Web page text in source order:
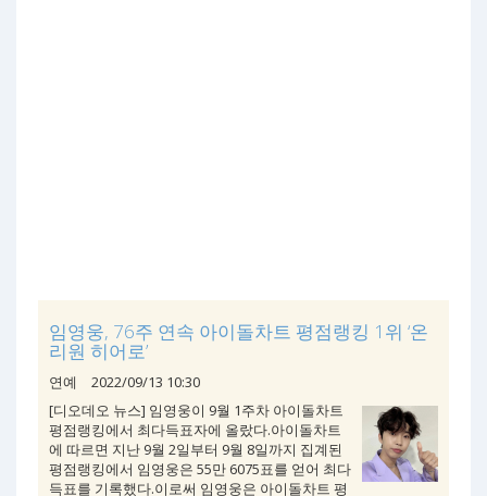
임영웅, 76주 연속 아이돌차트 평점랭킹 1위 ‘온
리원 히어로’
연예
2022/09/13 10:30
[디오데오 뉴스] 임영웅이 9월 1주차 아이돌차트
평점랭킹에서 최다득표자에 올랐다.아이돌차트
에 따르면 지난 9월 2일부터 9월 8일까지 집계된
평점랭킹에서 임영웅은 55만 6075표를 얻어 최다
득표를 기록했다.이로써 임영웅은 아이돌차트 평